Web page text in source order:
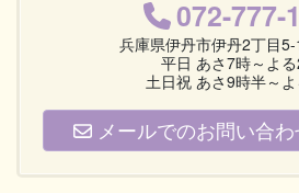
072-777-
兵庫県伊丹市伊丹2丁目
平日 あさ7時～よ
土日祝 あさ9時半～
メールでのお問い合